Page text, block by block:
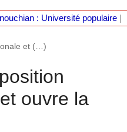
: Université populaire|
et (…)
ouvre la